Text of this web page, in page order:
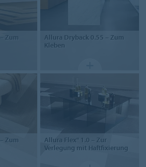
– Zum
Allura Dryback 0.55 – Zum
Kleben
– Zum
Allura Flex" 1.0 – Zur
Verlegung mit Haftfixierung